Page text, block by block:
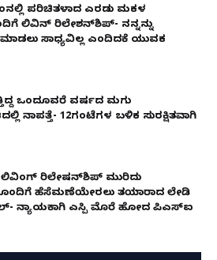
ಪರಿಚಿತಳಾದ ಎರಡು ಮಕ್ಕಳ
ಲಿವಿನ್ ರಿಲೇಶನ್​ಶಿಪ್- ನನ್ನನ್ನು
ಸಾಧ್ಯವಿಲ್ಲ ಎಂದಿದಕ್ಕೆ ಯುವಕ
ಒಂದೂವರೆ ವರ್ಷದ ಮಗು
ನಾಪತ್ತೆ- 12ಗಂಟೆಗಳ ಬಳಿಕ ಸುರಕ್ಷಿತವಾಗಿ
ಲಿವಿಂಗ್‌ ರಿಲೇಷನ್‌ಶಿಪ್ ಮುರಿದು
ಹೆಸೆಮಣೆಯೇರಲು ತಯಾರಾದ ಲೇಡಿ
ನ್ಯಾಯಕ್ಕಾಗಿ ಎಸ್ಪಿ ಮೊರೆ ಹೋದ ಪಿಎಸ್ಐ